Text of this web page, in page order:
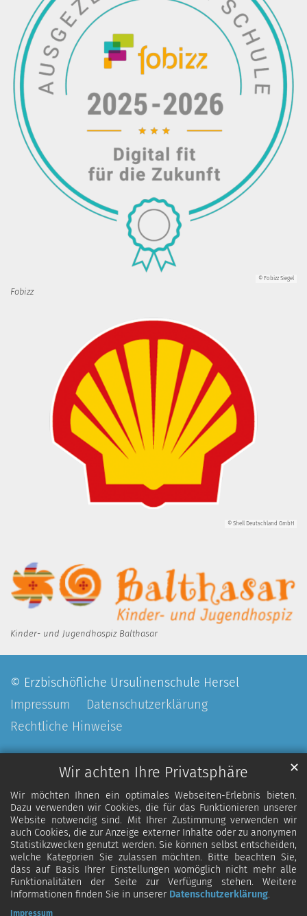
Wir achten Ihre Privatsphäre
Wir möchten Ihnen ein optimales Webseiten-Erlebnis bieten.
Dazu verwenden wir Cookies, die für das Funktionieren unserer
Website notwendig sind. Mit Ihrer Zustimmung verwenden wir
auch Cookies, die zur Anzeige externer Inhalte oder zu anonymen
Statistikzwecken genutzt werden. Sie können selbst entscheiden,
welche Kategorien Sie zulassen möchten. Bitte beachten Sie,
dass auf Basis Ihrer Einstellungen womöglich nicht mehr alle
Funktionalitäten der Seite zur Verfügung stehen. Weitere
Informationen finden Sie in unserer Datenschutzerklärung.
✕
Impressum
© Fobizz Siegel
Fobizz
© Shell Deutschland GmbH
Kinder- und Jugendhospiz Balthasar
© Erzbischöfliche Ursulinenschule Hersel
Impressum
Datenschutzerklärung
Rechtliche Hinweise